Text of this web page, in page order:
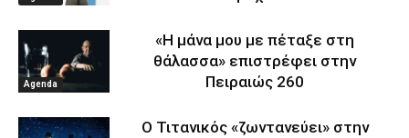
Agenda
«Η μάνα μου με πέταξε στη
θάλασσα» επιστρέφει στην
Πειραιώς 260
Ο Τιτανικός «ζωντανεύει» στην